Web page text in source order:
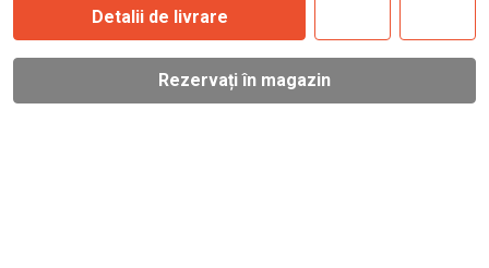
Detalii de livrare
Rezervați în magazin